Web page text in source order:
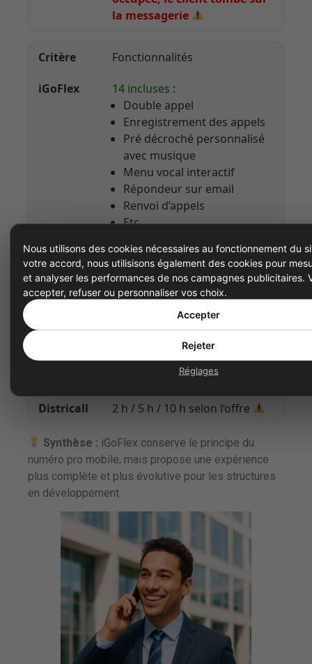
la messagerie
Fonctionnalités
14 incluses :
Double appel
Enregistrement des appels
Pré décroché personnalisé
avec musique
Menu vocal interactif
Répondeur sur email
Renvoi d’appels
Etc...
Quelques fonctionnalités de
gestion d’appels de base
(réception/émission, ON/OFF)
Limites
Appels entrantsillimités+
offres évolutives
2 h / 5 h / 10 h selon l’offre
Synthèse : iGoFlex conserve le principe du
numéro pro mobile, mais propose une expérience
plus complète et plus évolutive pour les structures
en développement.
Nous utilisons des cookies nécessaires au fonctionnement du
votre accord, nous utilisisons également des cookies pour
et analyser les performances de nos campagnes publicitaires.
accepter, refuser ou personnaliser vos choix.
Accepter
Rejeter
Réglages